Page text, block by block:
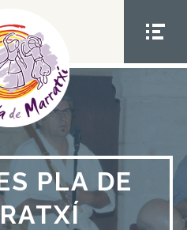
MEN
PLA DE